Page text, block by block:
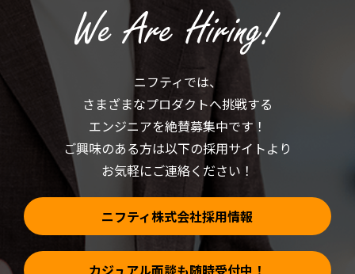
し
い
ウ
ィ
開
き
す)
い
ウ
ィ
ン
ま
す)
ニフティでは、
さまざまなプロダクトへ挑戦する
エンジニアを絶賛募集中です！
ご興味のある方は以下の採用サイトより
お気軽にご連絡ください！
ニフティ株式会社採用情報
カジュアル面談も随時受付中！